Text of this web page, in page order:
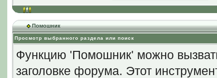
Помошник
Просмотр выбранного раздела или поиск
Функцию 'Помошник' можно
заголовке форума. Этот